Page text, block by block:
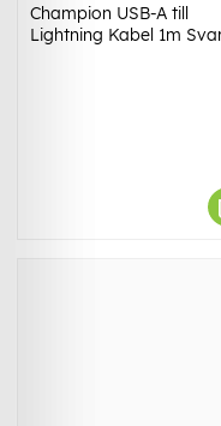
Champion USB-A till
Lightning Kabel 1m